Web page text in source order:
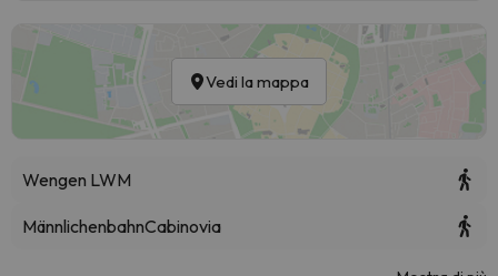
Vedi la mappa
Wengen LWM
MännlichenbahnCabinovia